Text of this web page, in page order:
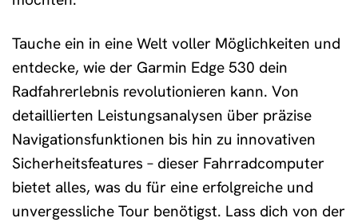
Tauche ein in eine Welt voller Möglichkeiten und
entdecke, wie der Garmin Edge 530 dein
Radfahrerlebnis revolutionieren kann. Von
detaillierten Leistungsanalysen über präzise
Navigationsfunktionen bis hin zu innovativen
Sicherheitsfeatures – dieser Fahrradcomputer
bietet alles, was du für eine erfolgreiche und
unvergessliche Tour benötigst. Lass dich von der